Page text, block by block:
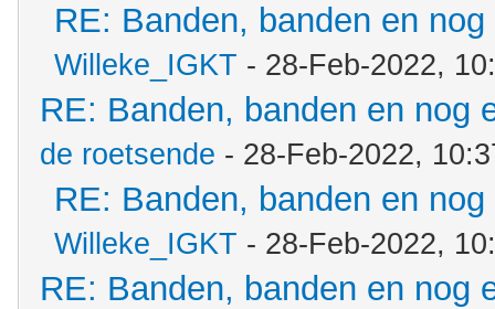
RE: Banden, banden en
Willeke_IGKT - 28-Feb-2022,
RE: Banden, banden en nog
de roetsende - 28-Feb-2022,
RE: Banden, banden en
Willeke_IGKT - 28-Feb-2022,
RE: Banden, banden en nog